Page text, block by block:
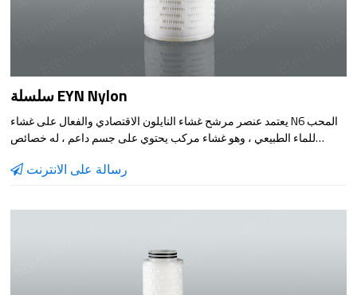
سلسلة EYN Nylon
يعتمد عنصر مرشح غشاء النايلون الاقتصادي والفعال على غشاء N6 المحب
للماء الطبيعي ، وهو غشاء مركب يحتوي على جسم داعم ، له خصائص
رسالة على الانترنت